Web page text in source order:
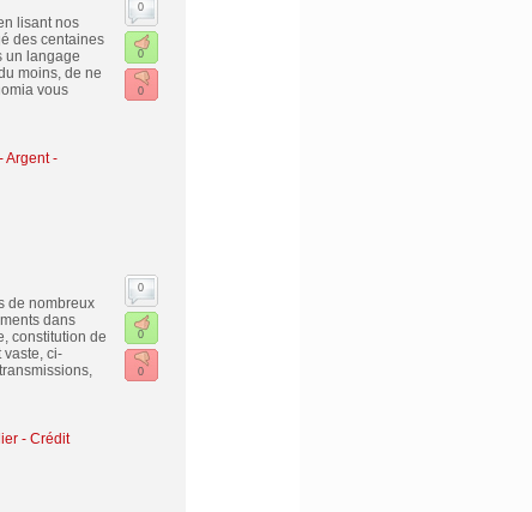
lisant nos
des centaines
un langage
moins, de ne
vous
Argent -
0
0
0
de nombreux
dans
constitution de
vaste, ci-
- Crédit
0
0
0